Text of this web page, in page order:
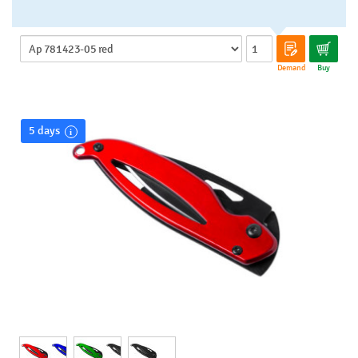
Demand Buy
5 days